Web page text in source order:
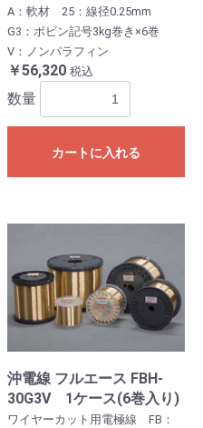
A：軟材 25：線径0.25mm
G3：ボビン記号3kg巻き×6巻
V：ノンパラフィン
￥56,320 税込
数量
カートに入れる
沖電線 フルエース FBH-
30G3V 1ケース(6巻入り)
ワイヤーカット用電極線 FB：